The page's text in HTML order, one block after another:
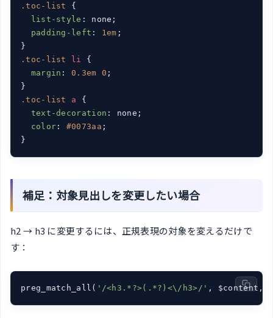
.toc-list
{
list-style : none;
padding-left : 1em ;
.toc-list
li
{
margin : 0.3em 0 ;
.toc-list
a {
text-decoration : none;
color : #0073aa ;
}
補足：対象見出しを変更したい場合
h2 → h3 に変更するには、正規表現の対象を変えるだけで
す：
preg_match_all( '/<h3.*?>(.*?)<\/h3>/' , $content,